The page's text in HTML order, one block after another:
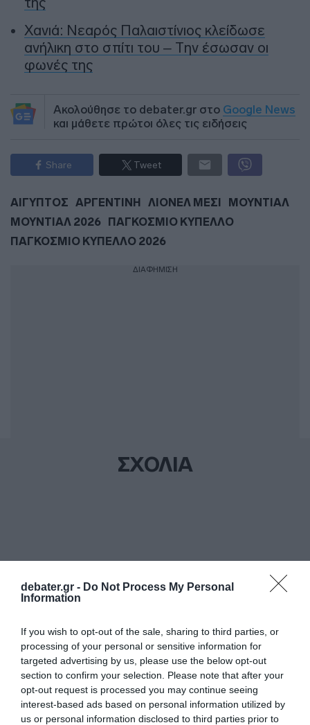
debater.gr - Do Not Process My Personal
Information
If you wish to opt-out of the sale, sharing to third parties, or
processing of your personal or sensitive information for
targeted advertising by us, please use the below opt-out
section to confirm your selection. Please note that after your
opt-out request is processed you may continue seeing
interest-based ads based on personal information utilized by
us or personal information disclosed to third parties prior to
Χανιά: Νεαρός Παλαιστίνιος κλείδωσε
ανήλικη στο σπίτι του – Την έσωσαν οι
φωνές της
Ακολούθησε το debater.gr στο Google News
και μάθετε πρώτοι όλες τις ειδήσεις
Share Tweet
ΑΙΓΥΠΤΟΣ ΑΡΓΕΝΤΙΝΗ ΛΙΟΝΕΛ ΜΕΣΙ
ΜΟΥΝΤΙΑΛ
ΜΟΥΝΤΙΑΛ 2026
ΠΑΓΚΟΣΜΙΟ ΚΥΠΕΛΛΟ
ΠΑΓΚΟΣΜΙΟ ΚΥΠΕΛΛΟ 2026
ΔΙΑΦΗΜΙΣΗ
ΣΧΟΛΙΑ